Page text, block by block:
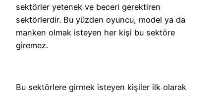
sektörler yetenek ve beceri gerektiren
sektörlerdir. Bu yüzden oyuncu, model ya da
manken olmak isteyen her kişi bu sektöre
giremez.
Bu sektörlere girmek isteyen kişiler ilk olarak